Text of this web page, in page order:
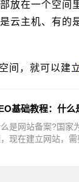
放在一个空间
云主机、有的
，就可以建
基础教程：什么
是网站备案?国家
现在建立网站，